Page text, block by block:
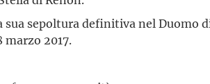
sua sepoltura definitiva nel Duomo
marzo 2017.